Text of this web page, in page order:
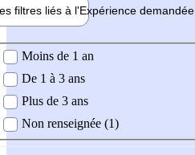
filtres liés à l'Expérience demandée
demandée
Moins de 1 an
De 1 à 3 ans
Plus de 3 ans
Non renseignée (1)